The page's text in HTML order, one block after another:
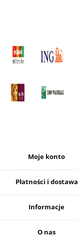
Moje konto
Płatności i dostawa
Informacje
O nas